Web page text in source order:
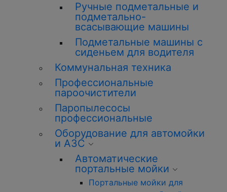
Ручные подметальные и
подметально-
всасывающие машины
Подметальные машины с
сиденьем для водителя
Коммунальная техника
Профессиональные
пароочистители
Паропылесосы
профессиональные
Оборудование для автомойки
и АЗС
Автоматические
портальные мойки
Портальные мойки для